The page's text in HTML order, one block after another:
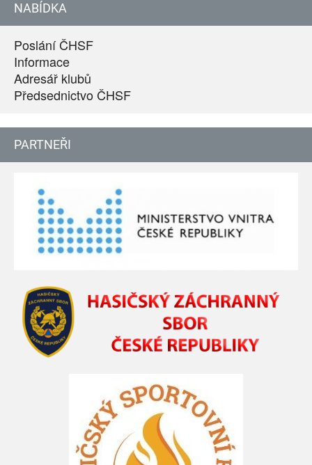
NABÍDKA
Poslání ČHSF
Informace
Adresář klubů
Předsednictvo ČHSF
PARTNEŘI